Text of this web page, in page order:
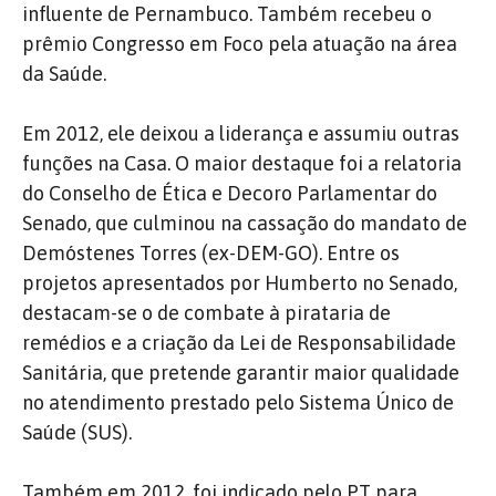
influente de Pernambuco. Também recebeu o
prêmio Congresso em Foco pela atuação na área
da Saúde.
Em 2012, ele deixou a liderança e assumiu outras
funções na Casa. O maior destaque foi a relatoria
do Conselho de Ética e Decoro Parlamentar do
Senado, que culminou na cassação do mandato de
Demóstenes Torres (ex-DEM-GO). Entre os
projetos apresentados por Humberto no Senado,
destacam-se o de combate à pirataria de
remédios e a criação da Lei de Responsabilidade
Sanitária, que pretende garantir maior qualidade
no atendimento prestado pelo Sistema Único de
Saúde (SUS).